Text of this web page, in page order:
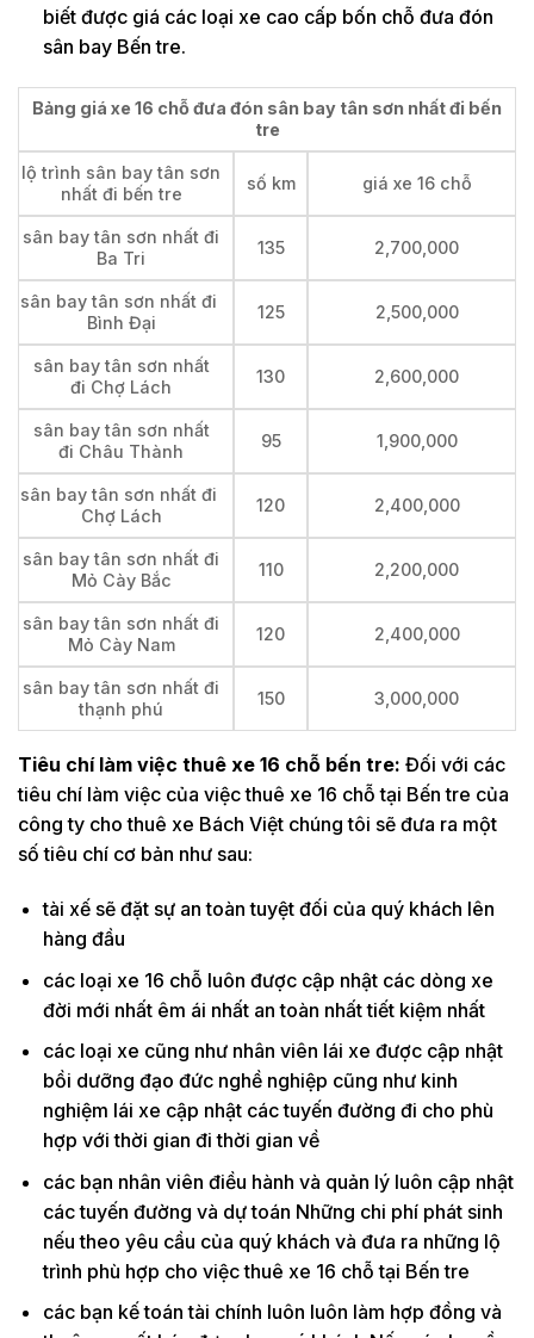
biết được giá các loại xe cao cấp bốn chỗ đưa đón
sân bay Bến tre.
Bảng giá xe 16 chỗ đưa đón sân bay tân sơn nhất đi bến
tre
lộ trình sân bay tân sơn
nhất đi bến tre
số km giá xe 16 chỗ
sân bay tân sơn nhất đi
Ba Tri
135 2,700,000
sân bay tân sơn nhất đi
Bình Đại
125 2,500,000
sân bay tân sơn nhất
đi Chợ Lách
130 2,600,000
sân bay tân sơn nhất
đi Châu Thành
95 1,900,000
sân bay tân sơn nhất đi
Chợ Lách
120 2,400,000
sân bay tân sơn nhất đi
Mỏ Cày Bắc
110 2,200,000
sân bay tân sơn nhất đi
Mỏ Cày Nam
120 2,400,000
sân bay tân sơn nhất đi
thạnh phú
150 3,000,000
Tiêu chí làm việc thuê xe 16 chỗ bến tre: Đối với các
tiêu chí làm việc của việc thuê xe 16 chỗ tại Bến tre của
công ty cho thuê xe Bách Việt chúng tôi sẽ đưa ra một
số tiêu chí cơ bản như sau:
tài xế sẽ đặt sự an toàn tuyệt đối của quý khách lên
hàng đầu
các loại xe 16 chỗ luôn được cập nhật các dòng xe
đời mới nhất êm ái nhất an toàn nhất tiết kiệm nhất
các loại xe cũng như nhân viên lái xe được cập nhật
bồi dưỡng đạo đức nghề nghiệp cũng như kinh
nghiệm lái xe cập nhật các tuyến đường đi cho phù
hợp với thời gian đi thời gian về
các bạn nhân viên điều hành và quản lý luôn cập nhật
các tuyến đường và dự toán Những chi phí phát sinh
nếu theo yêu cầu của quý khách và đưa ra những lộ
trình phù hợp cho việc thuê xe 16 chỗ tại Bến tre
các bạn kế toán tài chính luôn luôn làm hợp đồng và